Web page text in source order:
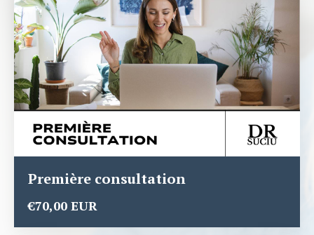
Première consultation
€70,00 EUR